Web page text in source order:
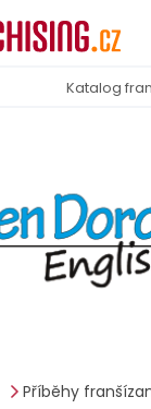
Katalog
Příběhy